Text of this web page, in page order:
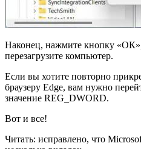
Наконец, нажмите кнопку «ОК»,
перезагрузите компьютер.
Если вы хотите повторно
браузеру Edge, вам нужно
значение REG_DWORD.
Вот и все!
Читать: исправлено, что